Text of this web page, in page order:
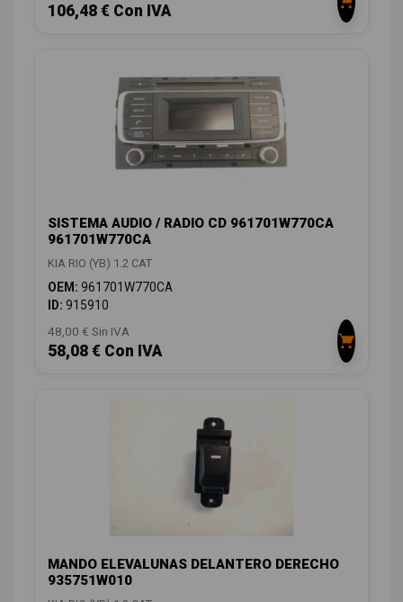
106,48 € Con IVA
SISTEMA AUDIO / RADIO CD 961701W770CA
961701W770CA
KIA RIO (YB) 1.2 CAT
OEM: 961701W770CA
ID: 915910
48,00 € Sin IVA
58,08 € Con IVA
MANDO ELEVALUNAS DELANTERO DERECHO
935751W010